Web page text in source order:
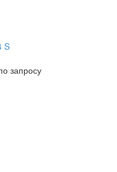
S
запросу